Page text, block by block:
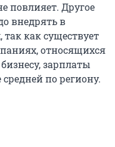
повлияет. Другое
внедрять в
как существует
относящихся
зарплаты
по региону.